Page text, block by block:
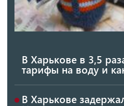
В Харькове в 3,5
тарифы на воду и
В Харькове